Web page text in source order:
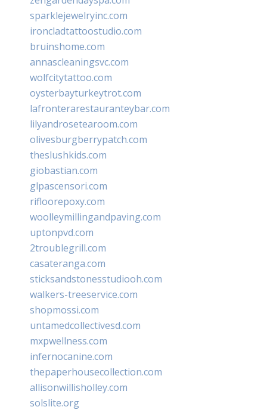
sparklejewelryinc.com
ironcladtattoostudio.com
bruinshome.com
annascleaningsvc.com
wolfcitytattoo.com
oysterbayturkeytrot.com
lafronterarestauranteybar.com
lilyandrosetearoom.com
olivesburgberrypatch.com
theslushkids.com
giobastian.com
glpascensori.com
rifloorepoxy.com
woolleymillingandpaving.com
uptonpvd.com
2troublegrill.com
casateranga.com
sticksandstonesstudiooh.com
walkers-treeservice.com
shopmossi.com
untamedcollectivesd.com
mxpwellness.com
infernocanine.com
thepaperhousecollection.com
allisonwillisholley.com
solslite.org